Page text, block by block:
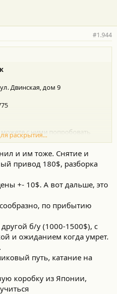
#1.944
Двинская, дом 9
с ними попробовать
https://center-at.ru/remont-
раскрытия...
и им тоже. Снятие и
привод 180$, разборка
+- 10$. А вот дальше, это
по прибытию
другой б/у (1000-1500$), с
и ожиданием когда умрет.
путь, катание на
коробку из Японии,